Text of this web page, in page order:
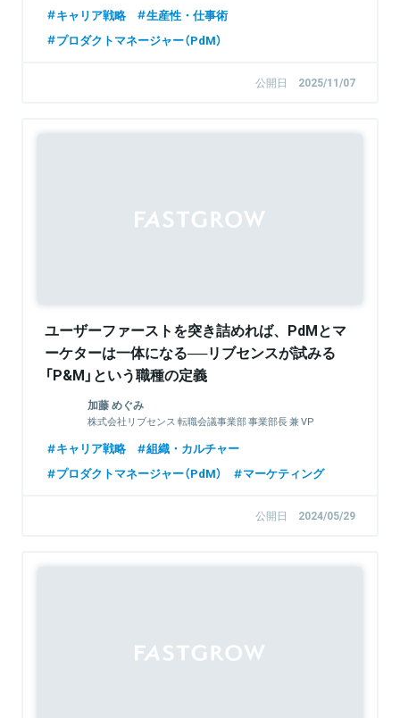
キャリア戦略
生産性・仕事術
プロダクトマネージャー（PdM）
公開日 2025/11/07
ユーザーファーストを突き詰めれば、PdMとマ
ーケターは一体になる──リブセンスが試みる
「P&M」という職種の定義
加藤 めぐみ
株式会社リブセンス 転職会議事業部 事業部長 兼 VP
キャリア戦略
組織・カルチャー
プロダクトマネージャー（PdM）
マーケティング
公開日 2024/05/29